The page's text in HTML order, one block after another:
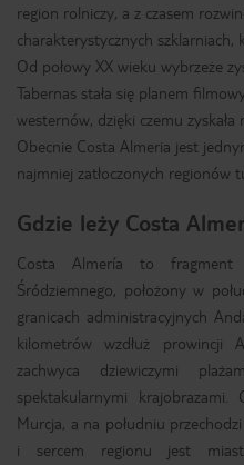
region rolniczy, a z czasem
charakterystycznych
Od połowy XX wieku wybrzeże
Tabernas stała się planem
westernów, dzięki czemu
Obecnie Costa Almeria jest
najmniej zatłoczonych regionów
Gdzie leży Costa
Costa Almería to fragment
Śródziemnego, położony w
granicach administracyjnych
kilometrów wzdłuż prowincji
zachwyca dziewiczymi
spektakularnymi
Murcja, a na południu
i sercem regionu jest